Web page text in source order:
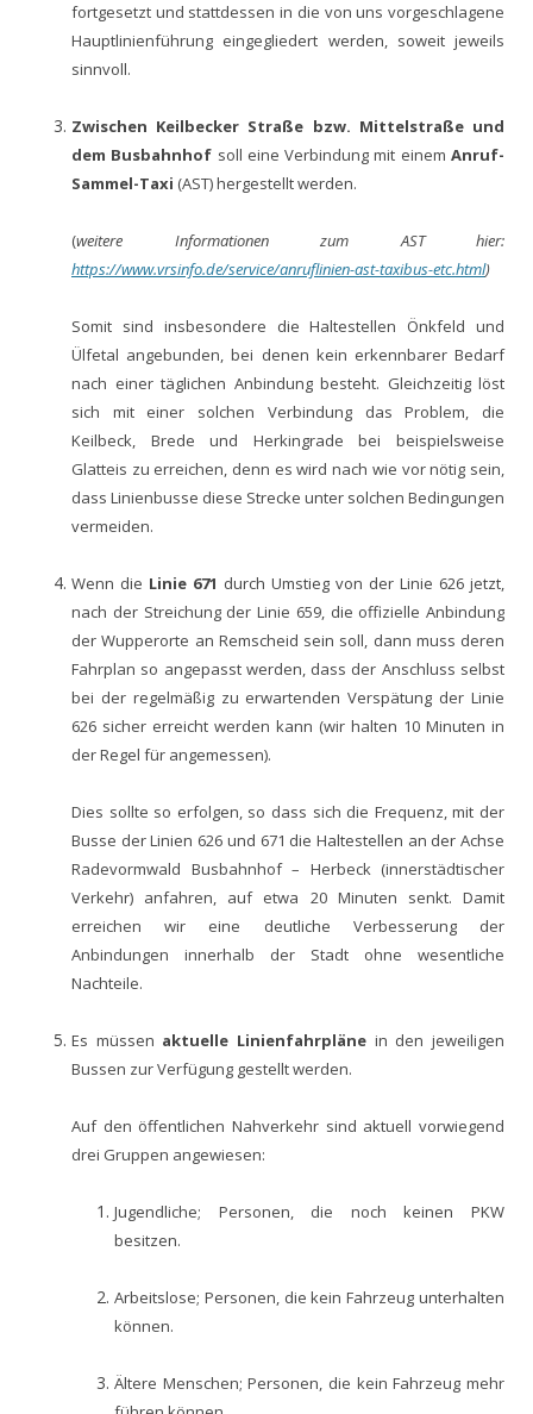
fortgesetzt und stattdessen in die von uns vorgeschlagene
Hauptlinienführung eingegliedert werden, soweit jeweils
sinnvoll.
Zwischen Keilbecker Straße bzw. Mittelstraße und
dem Busbahnhof soll eine Verbindung mit einemAnruf-
Sammel-Taxi (AST) hergestellt werden.
(weitere Informationen zum ASThier:
https://www.vrsinfo.de/service/anruflinien-ast-taxibus-etc.html)
Somit sind insbesondere die Haltestellen Önkfeld und
Ülfetal angebunden, bei denen kein erkennbarer Bedarf
nach einer täglichen Anbindung besteht. Gleichzeitig löst
sich mit einer solchen Verbindung das Problem, die
Keilbeck, Brede und Herkingrade bei beispielsweise
Glatteis zu erreichen, denn es wird nach wie vor nötig sein,
dass Linienbusse diese Strecke unter solchen Bedingungen
vermeiden.
Wenn die Linie 671 durch Umstieg von der Linie 626 jetzt,
nach der Streichung der Linie 659, die offizielle Anbindung
der Wupperorte an Remscheid sein soll, dann muss deren
Fahrplan so angepasst werden, dass der Anschluss selbst
bei der regelmäßig zu erwartenden Verspätung der Linie
626 sicher erreicht werden kann (wir halten 10 Minuten in
der Regel für angemessen).
Dies sollte so erfolgen, so dass sich die Frequenz, mit der
Busse der Linien 626 und 671 die Haltestellen an der Achse
Radevormwald Busbahnhof – Herbeck (innerstädtischer
Verkehr) anfahren, auf etwa 20 Minuten senkt. Damit
erreichen wir eine deutliche Verbesserung der
Anbindungen innerhalb der Stadt ohne wesentliche
Nachteile.
Es müssen aktuelle Linienfahrpläne in den jeweiligen
Bussen zur Verfügung gestellt werden.
Auf den öffentlichen Nahverkehr sind aktuell vorwiegend
drei Gruppen angewiesen:
Jugendliche; Personen, die noch keinen PKW
besitzen.
Arbeitslose; Personen, die kein Fahrzeug unterhalten
können.
Ältere Menschen; Personen, die kein Fahrzeug mehr